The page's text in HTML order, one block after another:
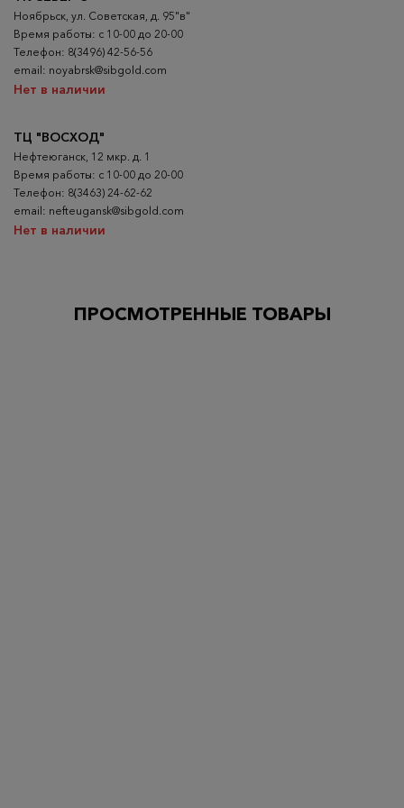
Ноябрьск, ул. Советская, д. 95"в"
Время работы: с 10-00 до 20-00
Телефон: 8(3496) 42-56-56
email: noyabrsk@sibgold.com
Нет в наличии
ТЦ "ВОСХОД"
Нефтеюганск, 12 мкр. д. 1
Время работы: с 10-00 до 20-00
Телефон: 8(3463) 24-62-62
email: nefteugansk@sibgold.com
Нет в наличии
ПРОСМОТРЕННЫЕ ТОВАРЫ